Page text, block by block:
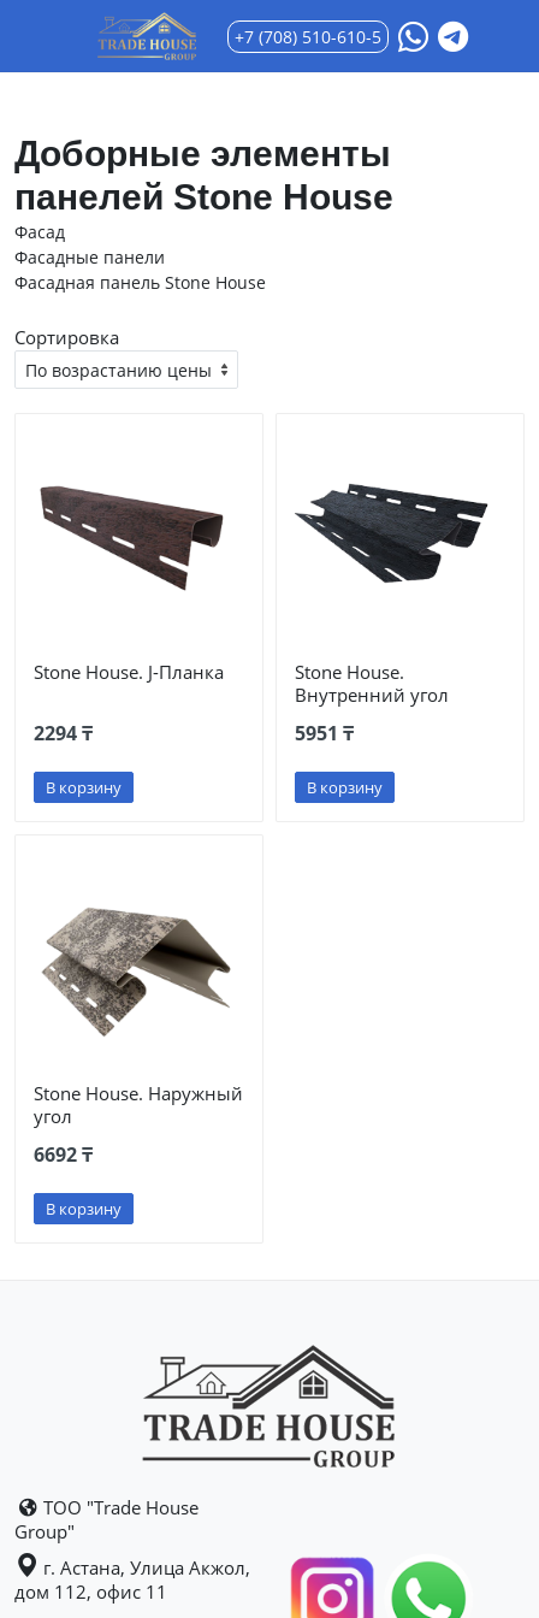
+7 (708) 510-610-5
Доборные элементы
панелей Stone House
Фасад
Фасадные панели
Фасадная панель Stone House
Сортировка
Stone House. J-Планка
2294 ₸
В корзину
Stone House.
Внутренний угол
5951 ₸
В корзину
Stone House. Наружный
угол
6692 ₸
В корзину
ТОО "Trade House
Group"
г. Астана, Улица Акжол,
дом 112, офис 11